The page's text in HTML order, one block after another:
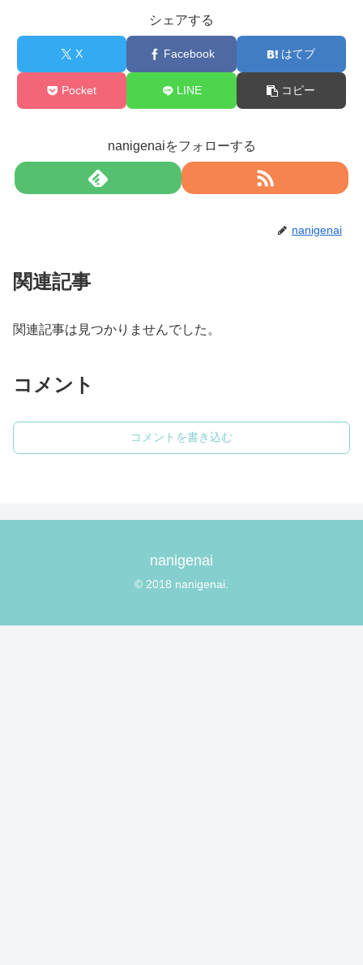
シェアする
X Facebook はてブ
Pocket LINE コピー
nanigenaiをフォローする
nanigenai
関連記事
関連記事は見つかりませんでした。
コメント
コメントを書き込む
nanigenai
© 2018 nanigenai.